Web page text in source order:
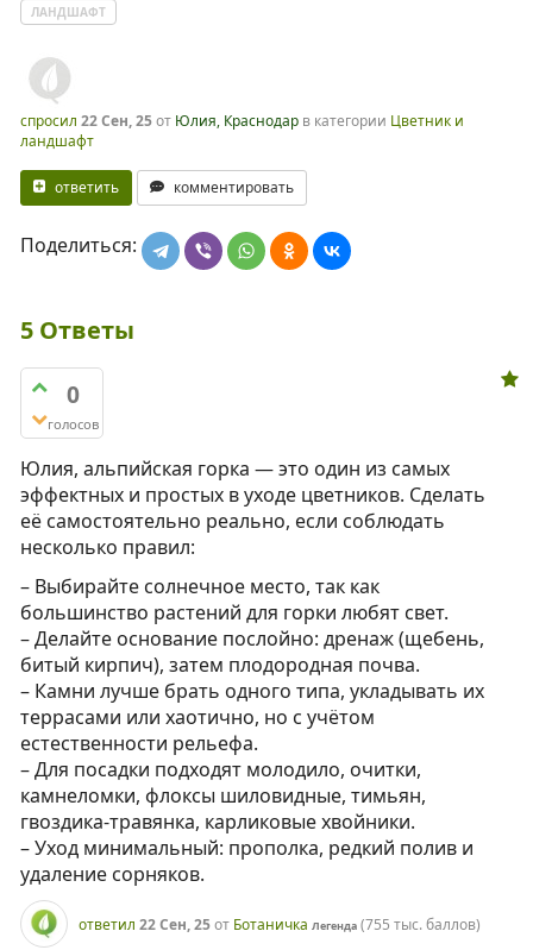
ЛАНДШАФТ
спросил 22 Сен, 25от Юлия, Краснодар в категории Цветник и
ландшафт
ответить комментировать
Поделиться:
5 Ответы
0
голосов
Юлия, альпийская горка — это один из самых
эффектных и простых в уходе цветников. Сделать
её самостоятельно реально, если соблюдать
несколько правил:
– Выбирайте солнечное место, так как
большинство растений для горки любят свет.
– Делайте основание послойно: дренаж (щебень,
битый кирпич), затем плодородная почва.
– Камни лучше брать одного типа, укладывать их
террасами или хаотично, но с учётом
естественности рельефа.
– Для посадки подходят молодило, очитки,
камнеломки, флоксы шиловидные, тимьян,
гвоздика-травянка, карликовые хвойники.
– Уход минимальный: прополка, редкий полив и
удаление сорняков.
ответил 22 Сен, 25от Ботаничка Легенда (755 тыс.баллов)